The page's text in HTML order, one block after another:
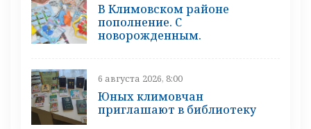
В Климовском районе
пополнение. С
новорожденным.
6 августа 2026, 8:00
Юных климовчан
приглашают в библиотеку